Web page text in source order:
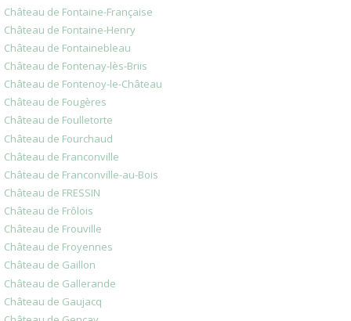
Château de Fontaine-Française
Château de Fontaine-Henry
Château de Fontainebleau
Château de Fontenay-lès-Briis
Château de Fontenoy-le-Château
Château de Fougères
Château de Foulletorte
Château de Fourchaud
Château de Franconville
Château de Franconville-au-Bois
Château de FRESSIN
Château de Frôlois
Château de Frouville
Château de Froyennes
Château de Gaillon
Château de Gallerande
Château de Gaujacq